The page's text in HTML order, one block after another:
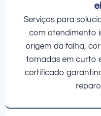
Serviços para
com atendimento
origem da falha,
tomadas em curto
certificado